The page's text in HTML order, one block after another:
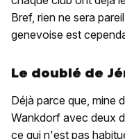
Bref, rien ne sera
genevoise est
Le doublé de
Déjà parce que, mine
Wankdorf avec deux
ce qui n'est pas